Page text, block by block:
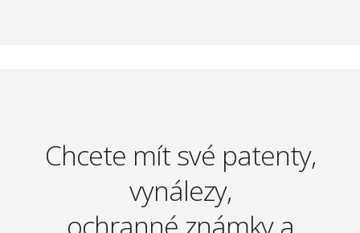
Chcete mít své patenty,
vynálezy,